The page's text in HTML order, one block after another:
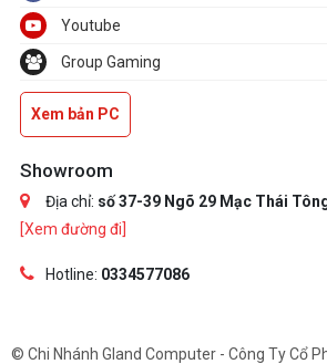
Youtube
Group Gaming
Xem bản PC
Showroom
Địa chỉ: số 37-39 Ngõ 29 Mạc Thái
[Xem đường đi]
Hotline: 0334577086
© Chi Nhánh Gland Computer - Công Ty Cổ